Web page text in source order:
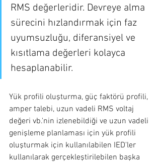
RMS değerleridir. Devreye alma
sürecini hızlandırmak için faz
uyumsuzluğu, diferansiyel ve
kısıtlama değerleri kolayca
hesaplanabilir.
Yük profili oluşturma, güç faktörü profili,
amper talebi, uzun vadeli RMS voltaj
değeri vb.'nin izlenebildiği ve uzun vadeli
genişleme planlaması için yük profili
oluşturmak için kullanılabilen IED'ler
kullanılarak gerçekleştirilebilen başka